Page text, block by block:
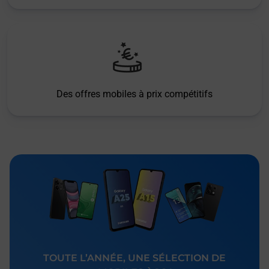
Des offres mobiles à prix compétitifs
TOUTE L’ANNÉE, UNE SÉLECTION DE